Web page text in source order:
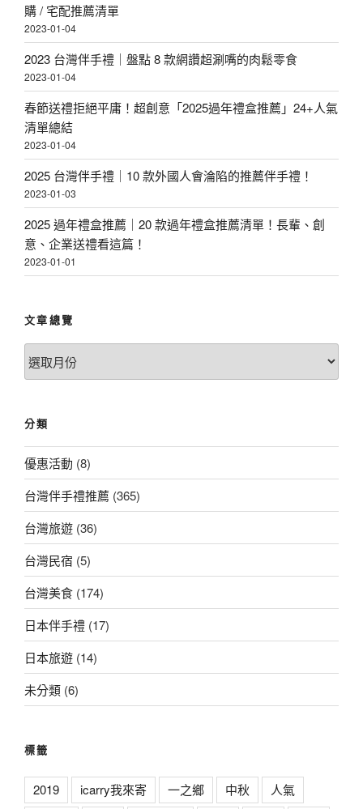
購 / 宅配推薦清單
2023-01-04
2023 台灣伴手禮｜盤點 8 款網讚超涮嘴的肉鬆零食
2023-01-04
春節送禮拒絕平庸！超創意「2025過年禮盒推薦」24+人氣
清單總結
2023-01-04
2025 台灣伴手禮｜10 款外國人會淪陷的推薦伴手禮！
2023-01-03
2025 過年禮盒推薦｜20 款過年禮盒推薦清單！長輩、創
意、企業送禮看這篇！
2023-01-01
文章總覽
文
章
分類
優惠活動 (8)
台灣伴手禮推薦 (365)
台灣旅遊 (36)
台灣民宿 (5)
台灣美食 (174)
日本伴手禮 (17)
日本旅遊 (14)
未分類 (6)
標籤
2019 icarry我來寄 一之鄉 中秋
人氣